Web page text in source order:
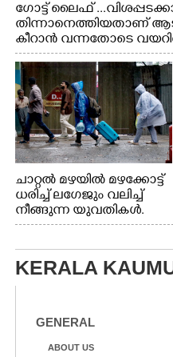
ഗോട്ട് ലൈഫ്
തിന്നാനെത്തിയതാണ്
കീറാൻ വന്നതോടെ
വേണ്ടിയായി ഓട്ടം.
നിന്നുള്ള കാഴ്ച
ചാറ്റൽ മഴയിൽ മഴക്കോട്ട്
ധരിച്ച് ലഗേജും വലിച്ച്
നീങ്ങുന്ന യുവതികൾ.
എറണാകുളം മേനകയിൽ
KERALA
GENERAL
ABOUT US